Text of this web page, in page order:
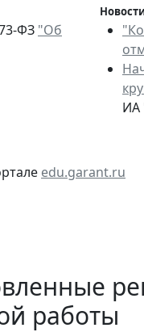
ФЗ "Об
ИА
edu.garant.ru
работы